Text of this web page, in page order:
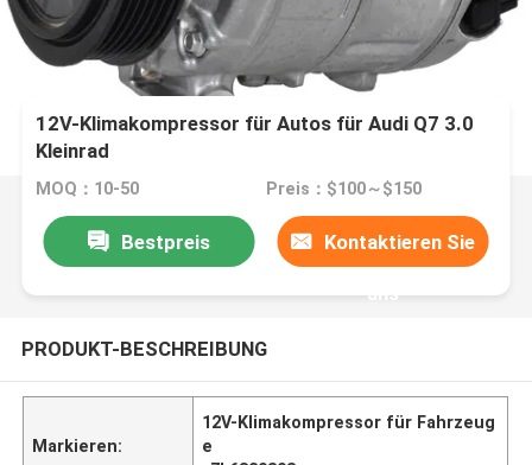
12V-Klimakompressor für Autos für Audi Q7 3.0
Kleinrad
MOQ：10-50 Preis：$100～$150
Bestpreis Kontaktieren Sie
uns
PRODUKT-BESCHREIBUNG
Markieren:
12V-Klimakompressor für Fahrzeug
e